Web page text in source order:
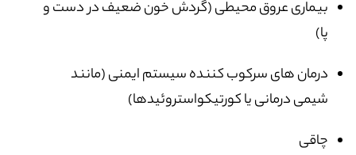
بیماری عروق محیطی (گردش خون ضعیف در دست و
پا)
درمان های سرکوب کننده سیستم ایمنی (مانند
شیمی درمانی یا کورتیکواستروئیدها)
چاقی